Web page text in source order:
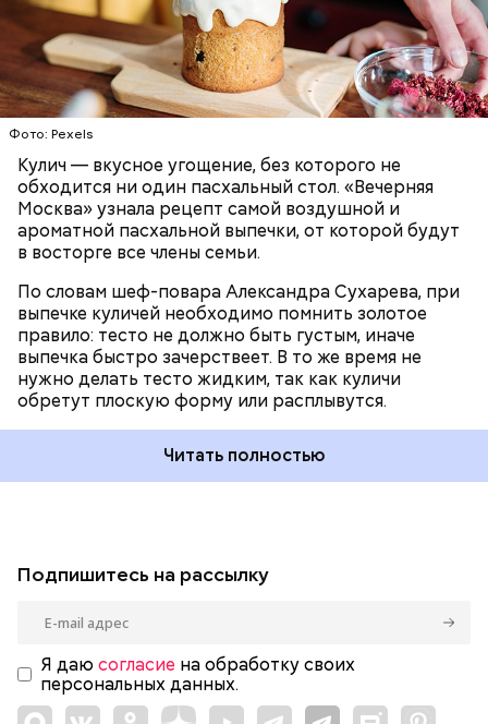
Фото: Pexels
Кулич — вкусное угощение, без которого не
обходится ни один пасхальный стол. «Вечерняя
Москва» узнала рецепт самой воздушной и
ароматной пасхальной выпечки, от которой будут
в восторге все члены семьи.
По словам шеф-повара Александра Сухарева, при
выпечке куличей необходимо помнить золотое
правило: тесто не должно быть густым, иначе
выпечка быстро зачерствеет. В то же время не
нужно делать тесто жидким, так как куличи
обретут плоскую форму или расплывутся.
Читать полностью
ПРАЗДНИКИ РЕЦЕПТЫ ПАСХА
Подпишитесь на рассылку
Я даю согласие на обработку своих
персональных данных.